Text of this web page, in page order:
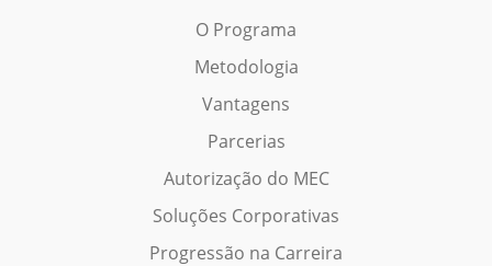
O Programa
Metodologia
Vantagens
Parcerias
Autorização do MEC
Soluções Corporativas
Progressão na Carreira